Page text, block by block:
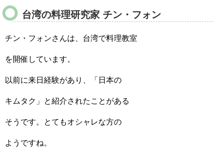
台湾の料理研究家 チン・フォン
チン・フォンさんは、台湾で料理教室
を開催しています。
以前に来日経験があり、「日本の
キムタク」と紹介されたことがある
そうです。とてもオシャレな方の
ようですね。